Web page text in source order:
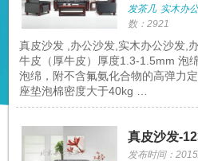
发茶几 实木办
数：2921
真皮沙发 ,办公沙发,实木办公沙发,
牛皮（厚牛皮）厚度1.3-1.5mm 泡
泡绵，附不含氟氨化合物的高弹力
座垫泡棉密度大于40kg …
真皮沙发-
发布时间：